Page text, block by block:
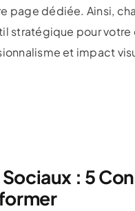
page dédiée. Ainsi,
stratégique pour votre
et impact
: 5